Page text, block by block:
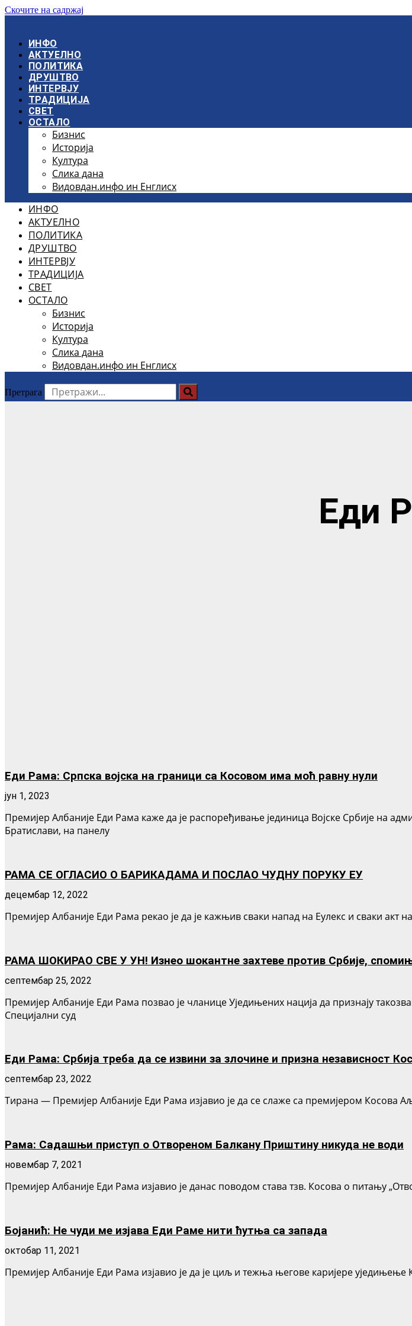
Скочите на садржај
ИНФО
АКТУЕЛНО
ПОЛИТИКА
ДРУШТВО
ИНТЕРВЈУ
ТРАДИЦИЈА
СВЕТ
ОСТАЛО
Бизнис
Историја
Култура
Слика дана
Видовдан.инфо ин Енглисх
ИНФО
АКТУЕЛНО
ПОЛИТИКА
ДРУШТВО
ИНТЕРВЈУ
ТРАДИЦИЈА
СВЕТ
ОСТАЛО
Бизнис
Историја
Култура
Слика дана
Видовдан.инфо ин Енглисх
Претрага
Еди
Еди Рама: Српска војска на граници са Косовом има моћ равну нули
јун 1, 2023
Премијер Албаније Еди Рама каже да је распоређивање јединица Војске Србије на
Братислави, на панелу
РАМА СЕ ОГЛАСИО О БАРИКАДАМА И ПОСЛАО ЧУДНУ ПОРУКУ ЕУ
децембар 12, 2022
Премијер Албаније Еди Рама рекао је да је кажњив сваки напад на Еулекс и сваки
РАМА ШОКИРАО СВЕ У УН! Изнео шокантне захтеве против Србије,
септембар 25, 2022
Премијер Албаније Еди Рама позвао је чланице Уједињених нација да признају
Специјални суд
Еди Рама: Србија треба да се извини за злочине и призна независност
септембар 23, 2022
Тирана — Премијер Албаније Еди Рама изјавио је да се слаже са премијером Косова
Рама: Садашњи приступ о Отвореном Балкану Приштину никуда не води
новембар 7, 2021
Премијер Албаније Еди Рама изјавио је данас поводом става тзв. Косова о питању
Бојанић: Не чуди ме изјава Еди Раме нити ћутња са запада
октобар 11, 2021
Премијер Албаније Еди Рама изјавио је да је циљ и тежња његове каријере